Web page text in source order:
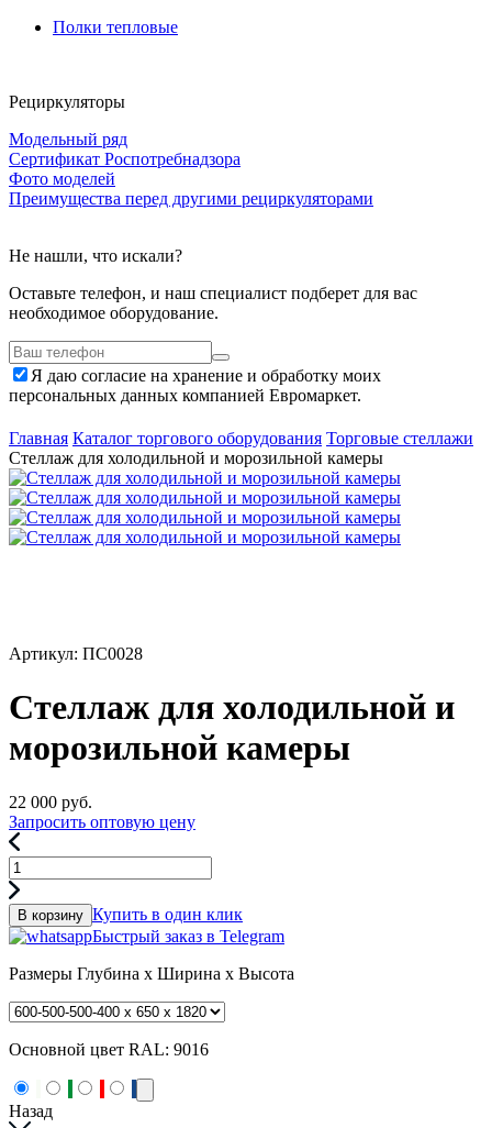
Полки тепловые
Рециркуляторы
Модельный ряд
Сертификат Роспотребнадзора
Фото моделей
Преимущества перед другими рециркуляторами
Не нашли, что искали?
Оставьте телефон, и наш специалист подберет для вас
необходимое оборудование.
Я даю согласие на хранение и обработку моих
персональных данных компанией Евромаркет.
Главная Каталог торгового оборудования Торговые стеллажи
Стеллаж для холодильной и морозильной камеры
Артикул: ПС0028
Стеллаж для холодильной и
морозильной камеры
22 000 руб.
Запросить оптовую цену
В корзину Купить в один клик
Быстрый заказ в Telegram
Размеры Глубина x Ширина x Высота
Основной цвет RAL: 9016
Назад